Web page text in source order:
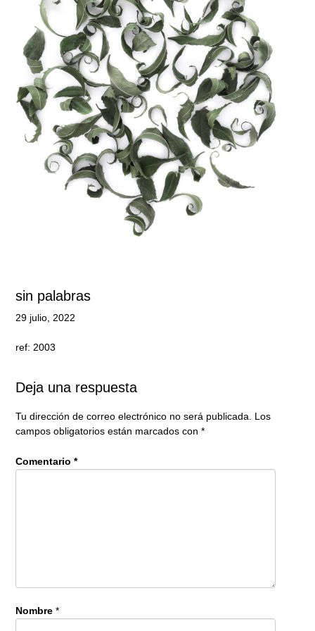
sin palabras
29 julio, 2022
ref: 2003
Deja una respuesta
Tu dirección de correo electrónico no será publicada.
Los
campos obligatorios están marcados con *
Comentario *
Nombre *